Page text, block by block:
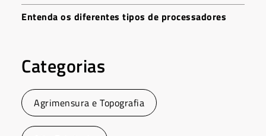
Entenda os diferentes tipos de processadores
Categorias
Agrimensura e Topografia